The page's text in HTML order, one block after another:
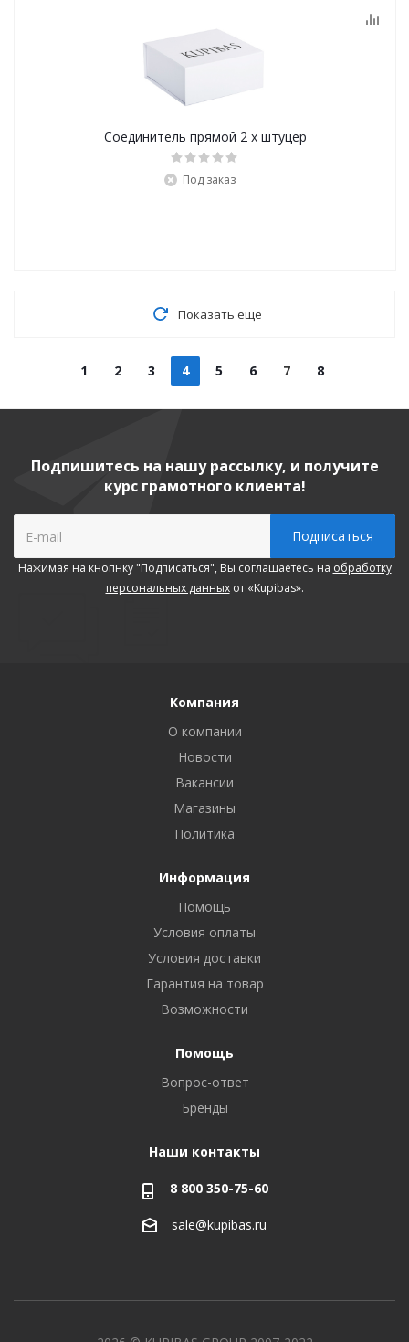
Соединитель прямой 2 х штуцер
Под заказ
Показать еще
1 2 3 4 5 6 7 8
Подпишитесь на нашу рассылку, и получите
курс грамотного клиента!
Нажимая на кнопнку "Подписаться", Вы соглашаетесь на обработку
персональных данныхот «Kupibas».
Компания
О компании
Новости
Вакансии
Магазины
Политика
Информация
Помощь
Условия оплаты
Условия доставки
Гарантия на товар
Возможности
Помощь
Вопрос-ответ
Бренды
Наши контакты
8 800 350-75-60
sale@kupibas.ru